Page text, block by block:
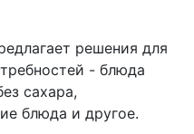
решения для
- блюда
сахара,
блюда и другое.